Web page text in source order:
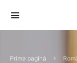
Prima pagină